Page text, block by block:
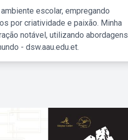
escolar, empregando
por criatividade e paixão. Minha
notável, utilizando abordagens
- dsw.aau.edu.et.